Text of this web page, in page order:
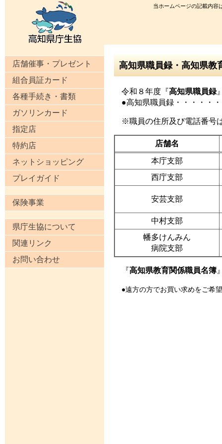
当ホームページの記載内容
店舗催事・プレゼント
組合員証カード
各種手続き・書類
ガソリンカード
指定店
特約店
ネットショッピング
プレイガイド
保険事業
県庁生協について
関連リンク
お問い合わせ
高知県職員録・高知県教
令和８年度『高知県職員録
●高知県職員録・・・・・
※職員の住所及び電話番号
店舗名
本庁支部
西庁支部
安芸支部
中村支部
幡多けんみん
病院支部
『高知県教育関係職員名簿
●遠方の方でお買い求めをご希